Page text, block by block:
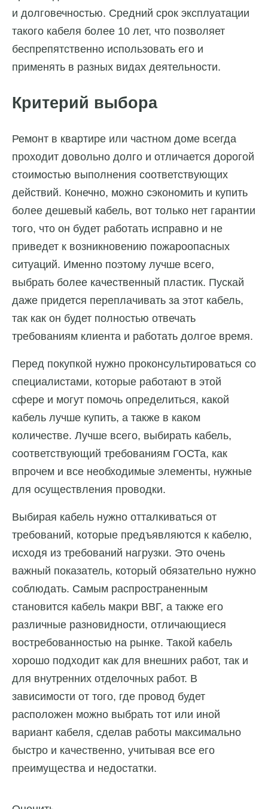
и долговечностью. Средний срок эксплуатации
такого кабеля более 10 лет, что позволяет
беспрепятственно использовать его и
применять в разных видах деятельности.
Критерий выбора
Ремонт в квартире или частном доме всегда
проходит довольно долго и отличается дорогой
стоимостью выполнения соответствующих
действий. Конечно, можно сэкономить и купить
более дешевый кабель, вот только нет гарантии
того, что он будет работать исправно и не
приведет к возникновению пожароопасных
ситуаций. Именно поэтому лучше всего,
выбрать более качественный пластик. Пускай
даже придется переплачивать за этот кабель,
так как он будет полностью отвечать
требованиям клиента и работать долгое время.
Перед покупкой нужно проконсультироваться со
специалистами, которые работают в этой
сфере и могут помочь определиться, какой
кабель лучше купить, а также в каком
количестве. Лучше всего, выбирать кабель,
соответствующий требованиям ГОСТа, как
впрочем и все необходимые элементы, нужные
для осуществления проводки.
Выбирая кабель нужно отталкиваться от
требований, которые предъявляются к кабелю,
исходя из требований нагрузки. Это очень
важный показатель, который обязательно нужно
соблюдать. Самым распространенным
становится кабель макри ВВГ, а также его
различные разновидности, отличающиеся
востребованностью на рынке. Такой кабель
хорошо подходит как для внешних работ, так и
для внутренних отделочных работ. В
зависимости от того, где провод будет
расположен можно выбрать тот или иной
вариант кабеля, сделав работы максимально
быстро и качественно, учитывая все его
преимущества и недостатки.